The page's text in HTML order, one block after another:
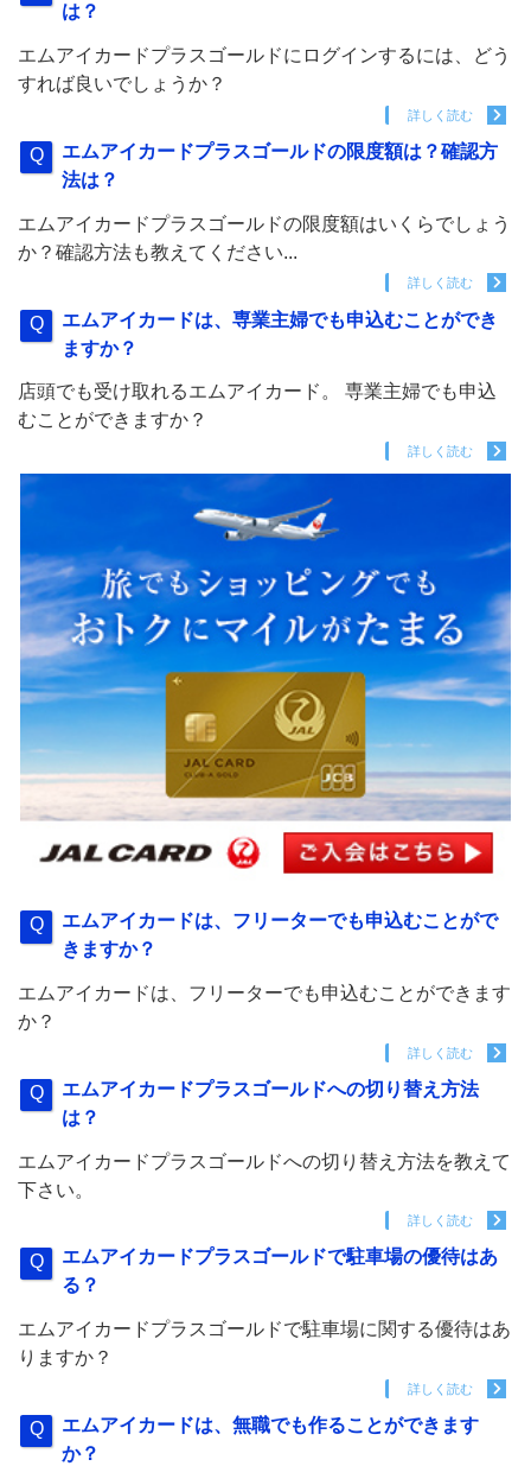
は？
エムアイカードプラスゴールドにログインするには、どう
すれば良いでしょうか？
詳しく読む
エムアイカードプラスゴールドの限度額は？確認方
法は？
エムアイカードプラスゴールドの限度額はいくらでしょう
か？確認方法も教えてください...
詳しく読む
エムアイカードは、専業主婦でも申込むことができ
ますか？
店頭でも受け取れるエムアイカード。 専業主婦でも申込
むことができますか？
詳しく読む
エムアイカードは、フリーターでも申込むことがで
きますか？
エムアイカードは、フリーターでも申込むことができます
か？
詳しく読む
エムアイカードプラスゴールドへの切り替え方法
は？
エムアイカードプラスゴールドへの切り替え方法を教えて
下さい。
詳しく読む
エムアイカードプラスゴールドで駐車場の優待はあ
る？
エムアイカードプラスゴールドで駐車場に関する優待はあ
りますか？
詳しく読む
エムアイカードは、無職でも作ることができます
か？